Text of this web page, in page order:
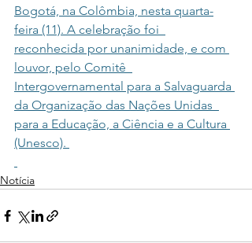
Bogotá, na Colômbia, nesta quarta-
feira (11). A celebração foi
reconhecida por unanimidade, e com
louvor, pelo Comitê
Intergovernamental para a Salvaguarda
da Organização das Nações Unidas
para a Educação, a Ciência e a Cultura
(Unesco).
Notícia